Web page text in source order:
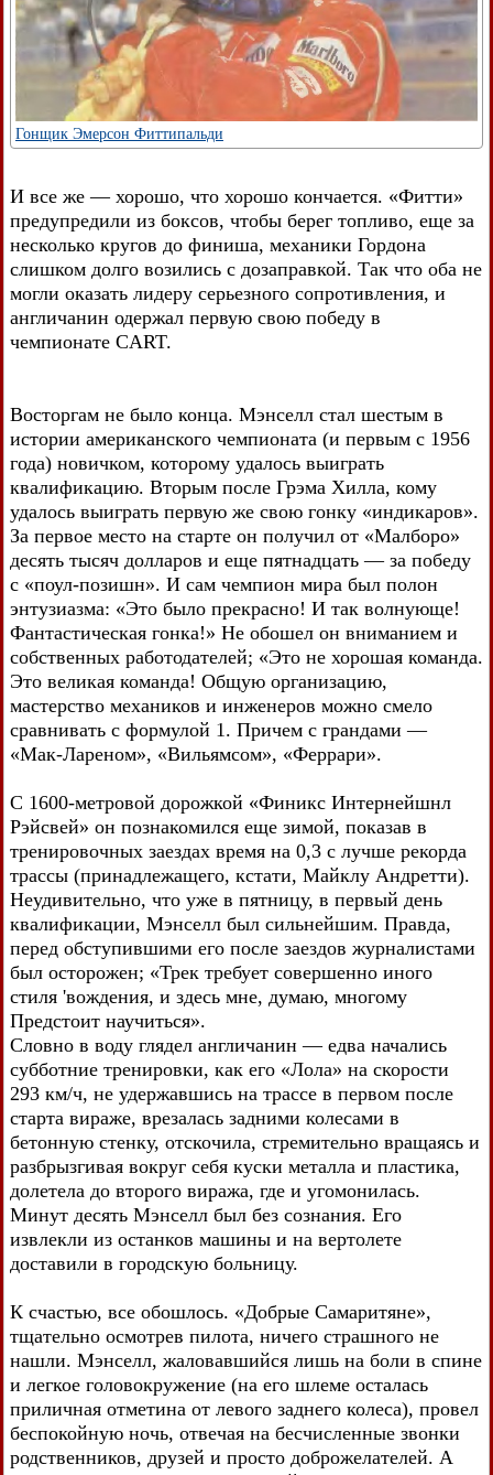
Гонщик Эмерсон Фиттипальди
И все же — хорошо, что хорошо кончается. «Фитти»
предупредили из боксов, чтобы берег топливо, еще за
несколько кругов до финиша, механики Гордона
слишком долго возились с дозаправкой. Так что оба не
могли оказать лидеру серьезного сопротивления, и
англичанин одержал первую свою победу в
чемпионате CART.
Восторгам не было конца. Мэнселл стал шестым в
истории американского чемпионата (и первым с 1956
года) новичком, которому удалось выиграть
квалификацию. Вторым после Грэма Хилла, кому
удалось выиграть первую же свою гонку «индикаров».
За первое место на старте он получил от «Малборо»
десять тысяч долларов и еще пятнадцать — за победу
с «поул-позишн». И сам чемпион мира был полон
энтузиазма: «Это было прекрасно! И так волнующе!
Фантастическая гонка!» Не обошел он вниманием и
собственных работодателей; «Это не хорошая команда.
Это великая команда! Общую организацию,
мастерство механиков и инженеров можно смело
сравнивать с формулой 1. Причем с грандами —
«Мак-Лареном», «Вильямсом», «Феррари».
С 1600-метровой дорожкой «Финикс Интернейшнл
Рэйсвей» он познакомился еще зимой, показав в
тренировочных заездах время на 0,3 с лучше рекорда
трассы (принадлежащего, кстати, Майклу Андретти).
Неудивительно, что уже в пятницу, в первый день
квалификации, Мэнселл был сильнейшим. Правда,
перед обступившими его после заездов журналистами
был осторожен; «Трек требует совершенно иного
стиля 'вождения, и здесь мне, думаю, многому
Предстоит научиться».
Словно в воду глядел англичанин — едва начались
субботние тренировки, как его «Лола» на скорости
293 км/ч, не удержавшись на трассе в первом после
старта вираже, врезалась задними колесами в
бетонную стенку, отскочила, стремительно вращаясь и
разбрызгивая вокруг себя куски металла и пластика,
долетела до второго виража, где и угомонилась.
Минут десять Мэнселл был без сознания. Его
извлекли из останков машины и на вертолете
доставили в городскую больницу.
К счастью, все обошлось. «Добрые Самаритяне»,
тщательно осмотрев пилота, ничего страшного не
нашли. Мэнселл, жаловавшийся лишь на боли в спине
и легкое головокружение (на его шлеме осталась
приличная отметина от левого заднего колеса), провел
беспокойную ночь, отвечая на бесчисленные звонки
родственников, друзей и просто доброжелателей. А